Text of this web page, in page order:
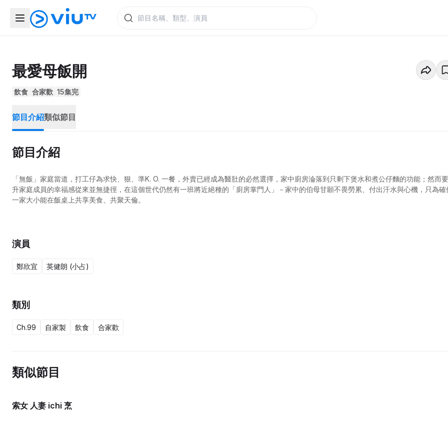
最愛母飯開
飲食 合家歡 15集完
節目介紹類似節目
節目介紹
「無飯」家庭當道，打工仔為求快、狠、準K. O. 一餐，外賣已經成為醫肚的必然選擇，家中廚房淪落到只剩下煲水和煮公仔麵的功能；然而
升家庭成員的幸福感從來並無捷徑，在這個世代仍然有一班將近絕種的「廚房掌門人」－家中的伯母甘願不畏勞累、付出汗水與心機，只為確
一家大小能在飯桌上共享美食、共聚天倫。
演員
鄭欣宜 英健朗 (小占)
類別
Ch.99 自家製 飲食 合家歡
類似節目
索女 人妻 ichi 烹